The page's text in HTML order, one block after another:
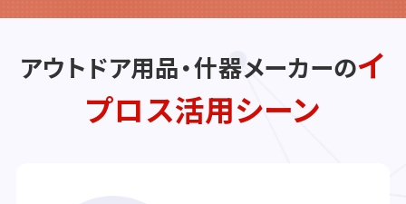
アウトドア用品・什器メーカーのイ
プロス活用シーン